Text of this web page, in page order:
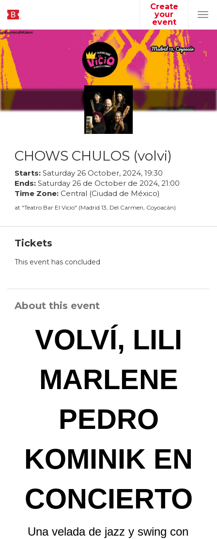
Create
your
event
CHOWS CHULOS (volvi)
Starts: Saturday 26 October, 2024, 19:30
Ends: Saturday 26 de October de 2024, 21:00
Time Zone: Central (Ciudad de México)
at "Teatro Bar El Vicio" (Madrid 13, Del Carmen, Coyoacán)
Tickets
This event has concluded
About this event
VOLVÍ, LILI
MARLENE
PEDRO
KOMINIK EN
CONCIERTO
Una velada de jazz y swing con